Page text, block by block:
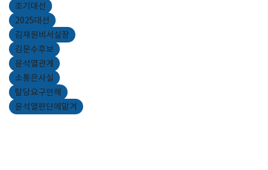
조기대선
2025대선
김재원비서실장
김문수후보
윤석열관계
소통은사실
탈당요구안해
윤석열판단에맡겨